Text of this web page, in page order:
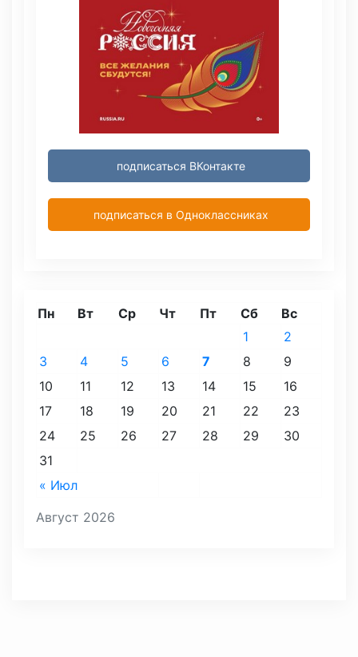
подписаться ВКонтакте
подписаться в Одноклассниках
Август 2026
Пн Вт Ср Чт Пт Сб Вс
« Июл
1
2
3
4 5 6 7 8
9
10
11 12 13 14 15
16
17
18 19 20 21 22
23
24
25 26 27 28 29
30
31